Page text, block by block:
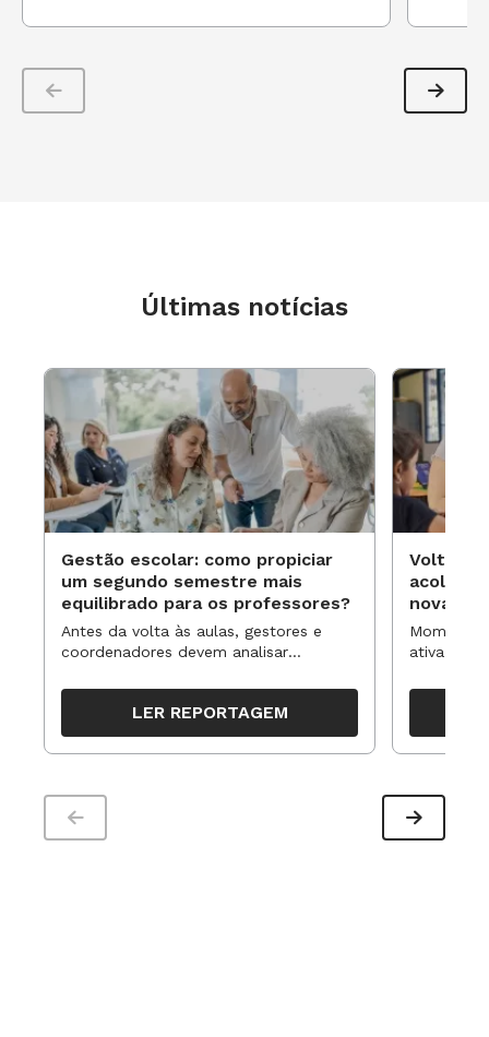
Últimas notícias
Gestão escolar: como propiciar
um segundo semestre mais
equilibrado para os professores?
Antes da volta às aulas, gestores e
coordenadores devem analisar
organizar ações para orientar o
trabalho pedagógico ao longo do
período
LER REPORTAGEM
Volta às
novas
ativa
propostas